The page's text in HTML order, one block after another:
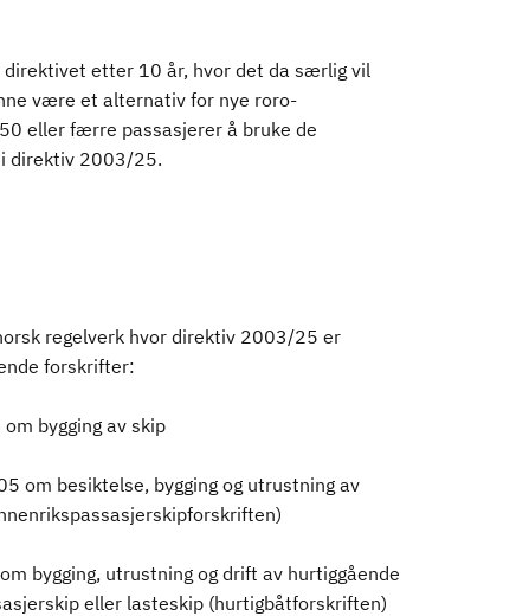
direktivet etter 10 år, hvor det da særlig vil
være et alternativ for nye roro-
eller færre passasjerer å bruke de
direktiv 2003/25.
regelverk hvor direktiv 2003/25 er
forskrifter:
bygging av skip
om besiktelse, bygging og utrustning av
bygging, utrustning og drift av hurtiggående
eller lasteskip (hurtigbåtforskriften)